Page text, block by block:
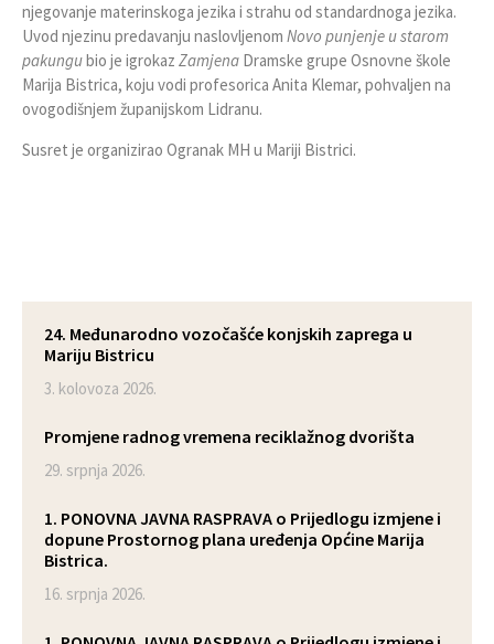
njegovanje materinskoga jezika i strahu od standardnoga jezika.
Uvod njezinu predavanju naslovljenom Novo punjenje u starom
pakungubio je igrokaz Zamjena Dramske grupe Osnovne škole
Marija Bistrica, koju vodi profesorica Anita Klemar, pohvaljen na
ovogodišnjem županijskom Lidranu.
Susret je organizirao Ogranak MH u Mariji Bistrici.
24. Međunarodno vozočašće konjskih zaprega u
Mariju Bistricu
3. kolovoza 2026.
Promjene radnog vremena reciklažnog dvorišta
29. srpnja 2026.
1. PONOVNA JAVNA RASPRAVA o Prijedlogu izmjene i
dopune Prostornog plana uređenja Općine Marija
Bistrica.
16. srpnja 2026.